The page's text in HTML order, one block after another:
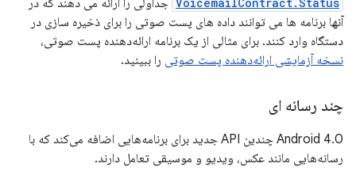
جداولی را ارائه می دهند که در
آنها برنامه ها می توانند داده های پست صوتی را برای ذخیره سازی در
دستگاه وارد کنند. برای مثالی از یک برنامه ارائه‌دهنده پست صوتی،
نسخه آزمایشی ارائه‌دهنده پست صوتی را ببینید.
چند رسانه ای
Android 4.0 چندین API جدید برای برنامه‌هایی اضافه می‌کند که با
رسانه‌هایی مانند عکس، ویدیو و موسیقی تعامل دارند.